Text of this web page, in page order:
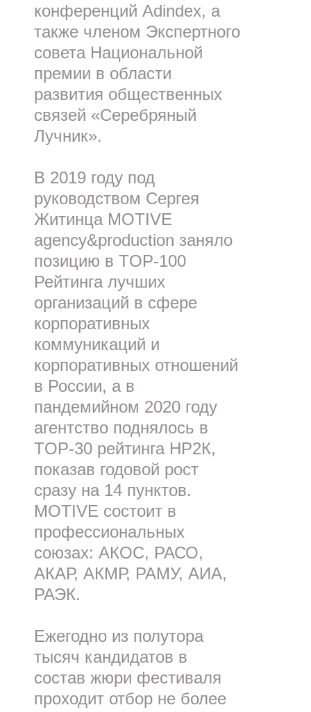
конференций Adindex, а
также членом Экспертного
совета Национальной
премии в области
развития общественных
связей «Серебряный
Лучник».
В 2019 году под
руководством Сергея
Житинца MOTIVE
agency&production заняло
позицию в TOP-100
Рейтинга лучших
организаций в сфере
корпоративных
коммуникаций и
корпоративных отношений
в России, а в
пандемийном 2020 году
агентство поднялось в
TOP-30 рейтинга НР2К,
показав годовой рост
сразу на 14 пунктов.
MOTIVE состоит в
профессиональных
союзах: АКОС, РАСО,
АКАР, АКМР, РАМУ, АИА,
РАЭК.
Ежегодно из полутора
тысяч кандидатов в
состав жюри фестиваля
проходит отбор не более